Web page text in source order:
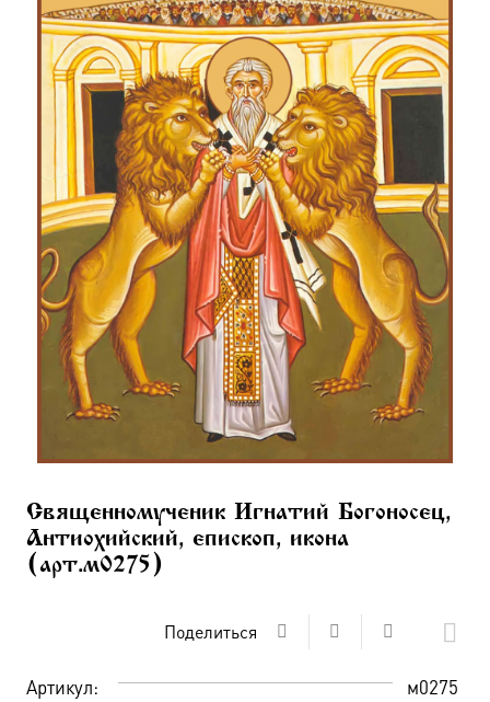
Священномученик Игнатий Богоносец,
Антиохийский, епископ, икона
(арт.м0275)
Поделиться
Артикул: м0275